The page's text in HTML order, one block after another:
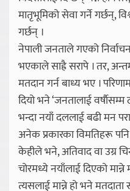
मातृभूमिको सेवा गर्ने गर्छन्,
गर्छन् ।
नेपाली जनताले गएको
भएकाले साह्रै सरापे । तर,
मतदान गर्न बाध्य भए ।
दियो भने ‘जनतालाई
भन्दा नयाँ दललाई बढी मन
अनेक प्रकारका विमतिहरू
केहीले भने, अतिवाद वा उग्र
चोरमध्ये नयाँलाई दिएको
त्यसलाई मान्ने हो भने